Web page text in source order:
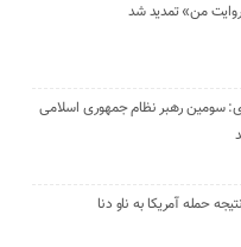
من» تمدید شد
سومین رهبر نظام جمهوری اسلامی